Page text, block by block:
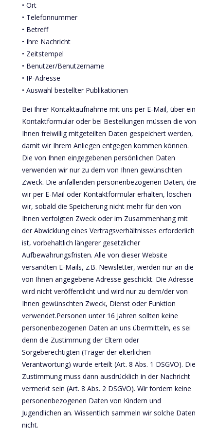
• Ort
• Telefonnummer
• Betreff
• Ihre Nachricht
• Zeitstempel
• Benutzer/Benutzername
• IP-Adresse
• Auswahl bestellter Publikationen
Bei Ihrer Kontaktaufnahme mit uns per E-Mail, über ein
Kontaktformular oder bei Bestellungen müssen die von
Ihnen freiwillig mitgeteilten Daten gespeichert werden,
damit wir Ihrem Anliegen entgegen kommen können.
Die von Ihnen eingegebenen persönlichen Daten
verwenden wir nur zu dem von Ihnen gewünschten
Zweck. Die anfallenden personenbezogenen Daten, die
wir per E-Mail oder Kontaktformular erhalten, löschen
wir, sobald die Speicherung nicht mehr für den von
Ihnen verfolgten Zweck oder im Zusammenhang mit
der Abwicklung eines Vertragsverhältnisses erforderlich
ist, vorbehaltlich längerer gesetzlicher
Aufbewahrungsfristen. Alle von dieser Website
versandten E-Mails, z.B. Newsletter, werden nur an die
von Ihnen angegebene Adresse geschickt. Die Adresse
wird nicht veröffentlicht und wird nur zu dem/der von
Ihnen gewünschten Zweck, Dienst oder Funktion
verwendet.Personen unter 16 Jahren sollten keine
personenbezogenen Daten an uns übermitteln, es sei
denn die Zustimmung der Eltern oder
Sorgeberechtigten (Träger der elterlichen
Verantwortung) wurde erteilt (Art. 8 Abs. 1 DSGVO). Die
Zustimmung muss dann ausdrücklich in der Nachricht
vermerkt sein (Art. 8 Abs. 2 DSGVO). Wir fordern keine
personenbezogenen Daten von Kindern und
Jugendlichen an. Wissentlich sammeln wir solche Daten
nicht.